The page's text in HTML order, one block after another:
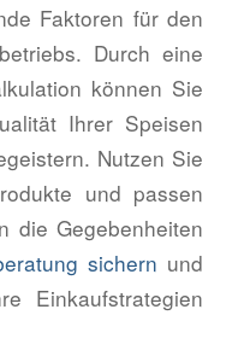
Faktoren für den
Durch eine
können Sie
Ihrer Speisen
Nutzen Sie
und passen
die Gegebenheiten
sichern und
Einkaufstrategien